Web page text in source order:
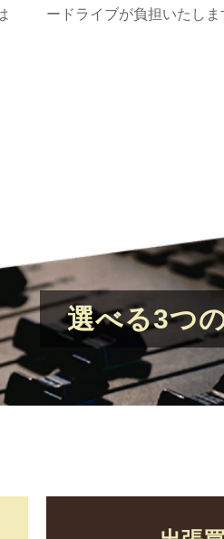
ードライブが負担いたしま
選べる3つ